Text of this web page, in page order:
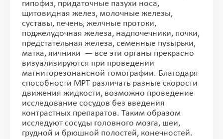
гипофиз, придаточные пазухи носа,
щитовидная желез, молочные железы,
суставы, печень, желчные протоки,
поджелудочная железа, надпочечники, почки,
предстательная железа, семенные пузырьки,
матка, яичники — все эти органы прекрасно
визуализируются при проведении
магниторезонансной томографии. Благодаря
способности МРТ различать разные скорости
движения жидкости, возможно проведение
исследование сосудов без введения
контрастных препаратов. Таким образом
исследуют сосуды головного мозга, шеи,
грудной и брюшной полостей, конечностей.